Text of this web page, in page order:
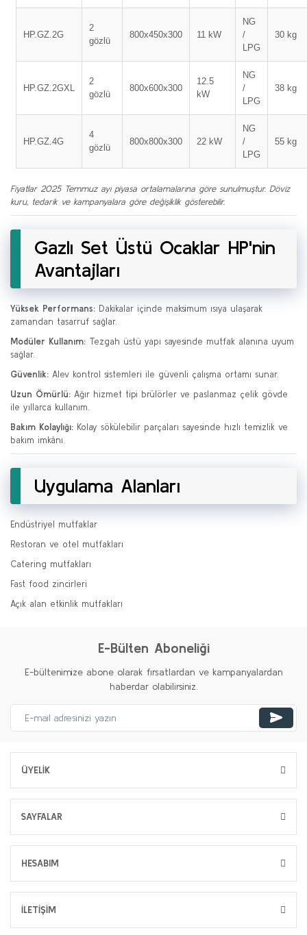
HP.GZ.2G
2
gözlü
800x450x300 11 kW
NG
/
LPG
30 kg
HP.GZ.2GXL
2
gözlü
800x600x300
12.5
kW
NG
/
LPG
38 kg
HP.GZ.4G
4
gözlü
800x800x300 22 kW
NG
/
LPG
55 kg
Fiyatlar 2025 Temmuz ayı piyasa ortalamalarına göre sunulmuştur. Döviz
kuru, tedarik ve kampanyalara göre değişiklik gösterebilir.
Gazlı Set Üstü Ocaklar HP'nin
Avantajları
Yüksek Performans: Dakikalar içinde maksimum ısıya ulaşarak
zamandan tasarruf sağlar.
Modüler Kullanım: Tezgah üstü yapı sayesinde mutfak alanına uyum
sağlar.
Güvenlik: Alev kontrol sistemleri ile güvenli çalışma ortamı sunar.
Uzun Ömürlü: Ağır hizmet tipi brülörler ve paslanmaz çelik gövde
ile yıllarca kullanım.
Bakım Kolaylığı: Kolay sökülebilir parçaları sayesinde hızlı temizlik ve
bakım imkânı.
Uygulama Alanları
Endüstriyel mutfaklar
Restoran ve otel mutfakları
Catering mutfakları
Fast food zincirleri
Açık alan etkinlik mutfakları
E-Bülten Aboneliği
E-bültenimize abone olarak fırsatlardan ve kampanyalardan
haberdar olabilirsiniz.
ÜYELİK
SAYFALAR
HESABIM
İLETİŞİM